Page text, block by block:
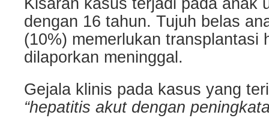
Kisaran kasus terjadi pada anak
dengan 16 tahun. Tujuh belas
(10%) memerlukan transplantasi
dilaporkan meninggal.
Gejala klinis pada kasus yang
“hepatitis akut dengan